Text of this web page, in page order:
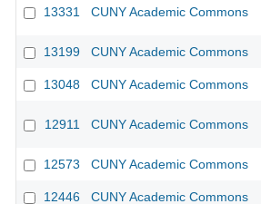
13331 CUNY Academic Commons
13199 CUNY Academic Commons
13048 CUNY Academic Commons
12911 CUNY Academic Commons
12573 CUNY Academic Commons
12446 CUNY Academic Commons